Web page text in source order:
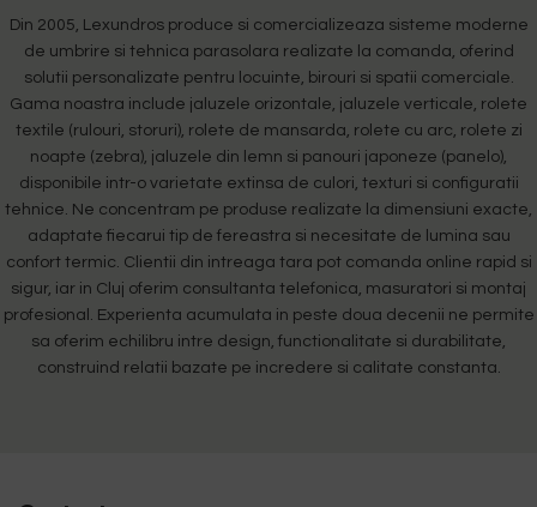
Din 2005, Lexundros produce si comercializeaza sisteme moderne
de umbrire si tehnica parasolara realizate la comanda, oferind
solutii personalizate pentru locuinte, birouri si spatii comerciale.
Gama noastra include jaluzele orizontale, jaluzele verticale, rolete
textile (rulouri, storuri), rolete de mansarda, rolete cu arc, rolete zi
noapte (zebra), jaluzele din lemn si panouri japoneze (panelo),
disponibile intr-o varietate extinsa de culori, texturi si configuratii
tehnice. Ne concentram pe produse realizate la dimensiuni exacte,
adaptate fiecarui tip de fereastra si necesitate de lumina sau
confort termic. Clientii din intreaga tara pot comanda online rapid si
sigur, iar in Cluj oferim consultanta telefonica, masuratori si montaj
profesional. Experienta acumulata in peste doua decenii ne permite
sa oferim echilibru intre design, functionalitate si durabilitate,
construind relatii bazate pe incredere si calitate constanta.